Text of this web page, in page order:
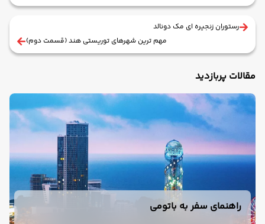
رستوران زنجیره ای مک دونالد
مهم ترین شهرهای توریستی هند (قسمت دوم)
مقالات پربازدید
راهنمای سفر به باتومی